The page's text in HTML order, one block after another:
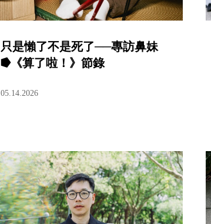
只是懶了不是死了──專訪鼻妹
⭓《算了啦！》節錄
05.14.2026